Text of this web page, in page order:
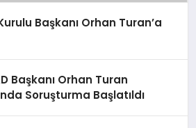
Başkanı Orhan Turan’a
Başkanı Orhan Turan
Soruşturma Başlatıldı